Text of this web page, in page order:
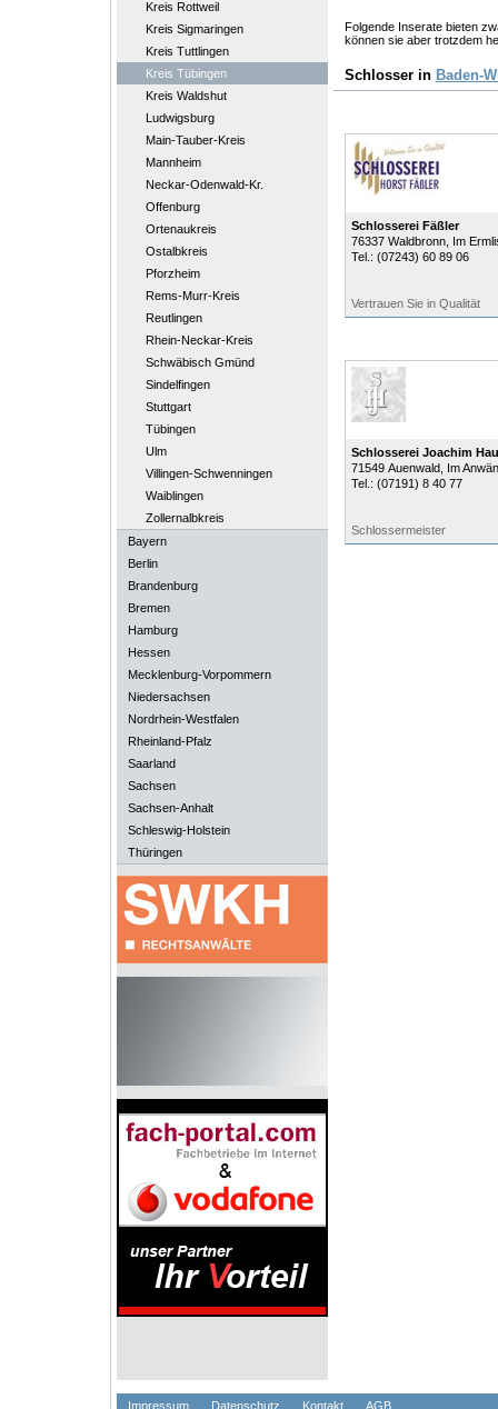
Kreis Rottweil
Kreis Sigmaringen
Kreis Tuttlingen
Kreis Tübingen
Kreis Waldshut
Ludwigsburg
Main-Tauber-Kreis
Mannheim
Neckar-Odenwald-Kr.
Offenburg
Ortenaukreis
Ostalbkreis
Pforzheim
Rems-Murr-Kreis
Reutlingen
Rhein-Neckar-Kreis
Schwäbisch Gmünd
Sindelfingen
Stuttgart
Tübingen
Ulm
Villingen-Schwenningen
Waiblingen
Zollernalbkreis
Bayern
Berlin
Brandenburg
Bremen
Hamburg
Hessen
Mecklenburg-Vorpommern
Niedersachsen
Nordrhein-Westfalen
Rheinland-Pfalz
Saarland
Sachsen
Sachsen-Anhalt
Schleswig-Holstein
Thüringen
Folgende Inserate bieten
können sie aber trotzdem
Schlosser in Baden-
Schlosserei Fäßler
76337 Waldbronn, Im
Tel.: (07243) 60 89 06
Vertrauen Sie in Qualität
Schlosserei Joachim
71549 Auenwald, Im
Tel.: (07191) 8 40 77
Schlossermeister
Impressum Datenschutz Kontakt AGB